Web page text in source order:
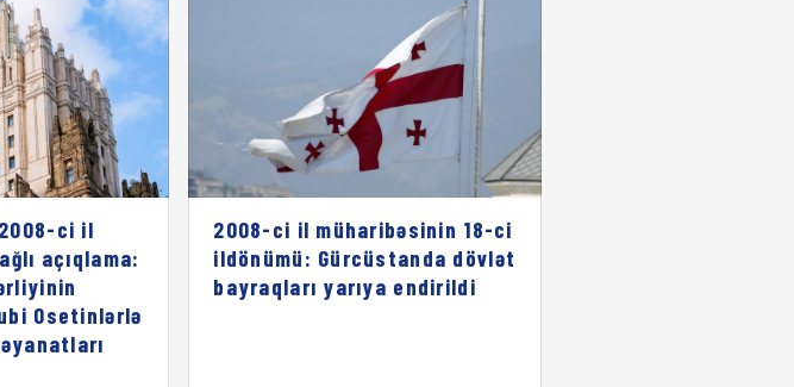
ci il
açıqlama:
Osetinlərlə
2008-ci il müharibəsinin 18-ci
ildönümü: Gürcüstanda dövlət
bayraqları yarıya endirildi